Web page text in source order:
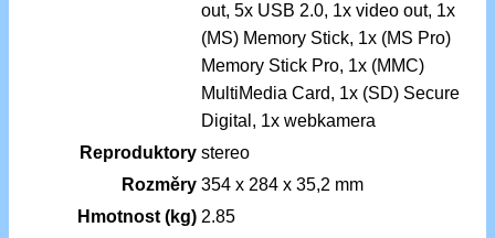
out, 5x USB 2.0, 1x video out, 1x
(MS) Memory Stick, 1x (MS Pro)
Memory Stick Pro, 1x (MMC)
MultiMedia Card, 1x (SD) Secure
Digital, 1x webkamera
Reproduktory stereo
Rozměry 354 x 284 x 35,2 mm
Hmotnost (kg) 2.85